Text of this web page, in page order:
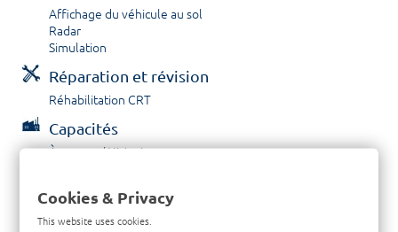
Affichage du véhicule au sol
Radar
Simulation
Réparation et révision
Réhabilitation CRT
Capacités
À propos / Historique
Contactez nous
Cookies & Privacy
This website uses cookies.